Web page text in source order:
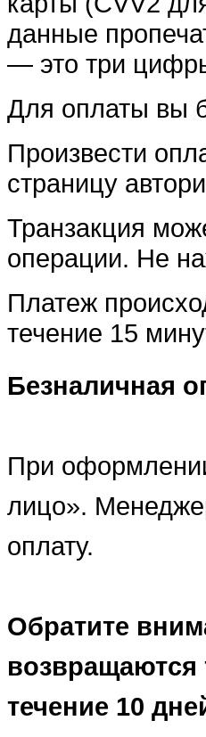
данные
— это три
Для оплаты вы
Произвести
страницу
Транзакция
операции. Не
Платеж
течение 15
Безналичная
При
лицо».
оплату.
Обратите
течение 10